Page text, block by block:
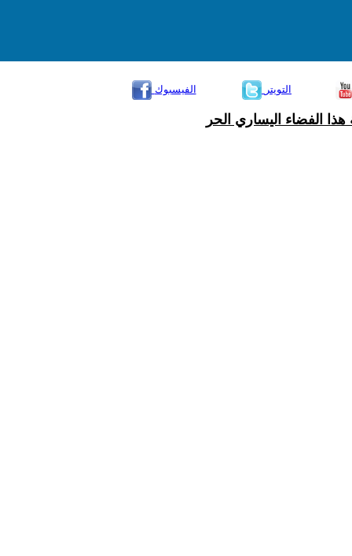
الفيسبوك
التويتر
الفضاء اليساري الحر